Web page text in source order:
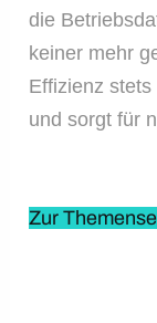
die
keiner mehr
Effizienz
und sorgt für
Zur